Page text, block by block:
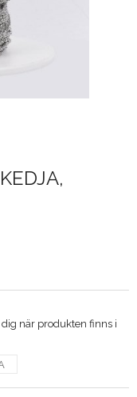
när produkten finns i